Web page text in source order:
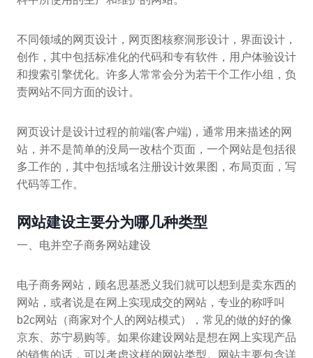
不同领域的网页设计，网页图核察洞形设计，界面设计，
创作，其中包括标准化的代码和专有软件，用户体验设计
和搜索引擎优化。许多人常常会分为若干个工作小组，负
责网站不同方面的设计。
网页设计是设计过程的前端(客户端)，通常用来描述的网
站，并不是简单的没局一改枯个页面，一个网站是包括很
多工作的，其中包括域名注册设计效果图，布局页面，写
代码等工作。
网站建设主要分为哪几种类型
一、电并空子商务网站建设
电子商务网站，顾名思基悉义我们就可以想到是卖东西的
网站，或者说是在网上实现成交的网站，专业的称呼叫
b2c网站（商家对个人的网站模式），常见的做的好的像
京东、苏宁易购等。如果你建设网站是想在网上实现产品
的销售的话，可以考虑这样的网站类型。网站主要包含详